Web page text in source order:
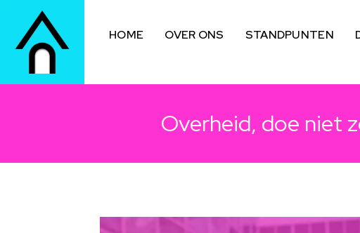
HOME OVER ONS STANDPUNTEN
Overheid, doe niet